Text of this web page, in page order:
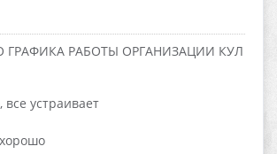
ГРАФИКА РАБОТЫ ОРГАНИЗАЦИИ КУЛ
устраивает